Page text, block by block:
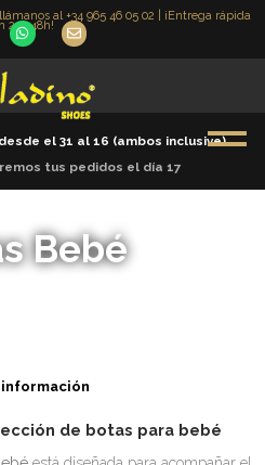
al +34 965 46 05 02 | ¡Entrega rápida
24 -48h!
W
h
a
a
p
E
n
v
o
p
el 31 al 16 (ambos inclusive)
tus pedidos el día 17
Bebé
información
de botas para bebé